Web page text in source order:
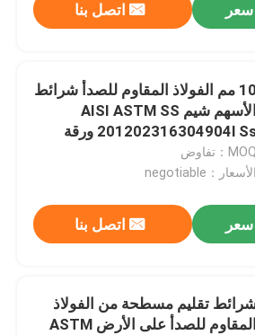
اتصل بنا
10 مم الفولاذ المقاوم للصدأ شرائط
الأسهم شيم AISI ASTM SS
201202316304904l Ss ورقة
لفائف
MOQ：تفاوض
الأسعار：negotiable
اتصل بنا
تقليم مسطحة من الفولاذ
المقاوم للصدأ على الأرض ASTM